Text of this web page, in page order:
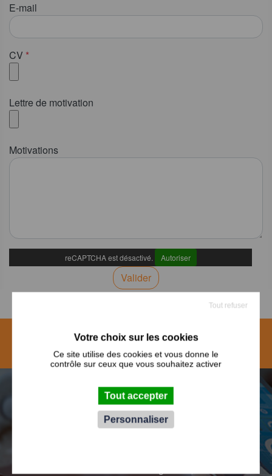
E-mail
CV *
Lettre de motivation
Motivations
reCAPTCHA est désactivé. Autoriser
Valider
UNE
QUESTION ? Contactez-nous
INDUSTRIE
Ce site utilise des cookies et vous donne le
contrôle sur ceux que vous souhaitez activer
Tout accepter
Tout refuser
Personnaliser